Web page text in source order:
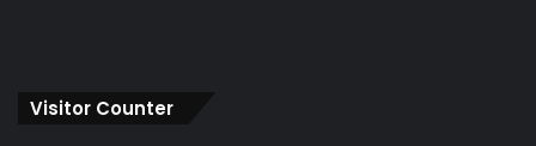
Visitor Counter